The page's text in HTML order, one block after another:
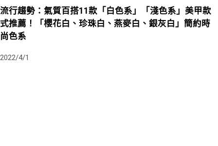
流行趨勢：氣質百搭11款「白色系」「淺色系」美甲款
式推薦！「櫻花白、珍珠白、燕麥白、銀灰白」簡約時
尚色系
2022/4/1